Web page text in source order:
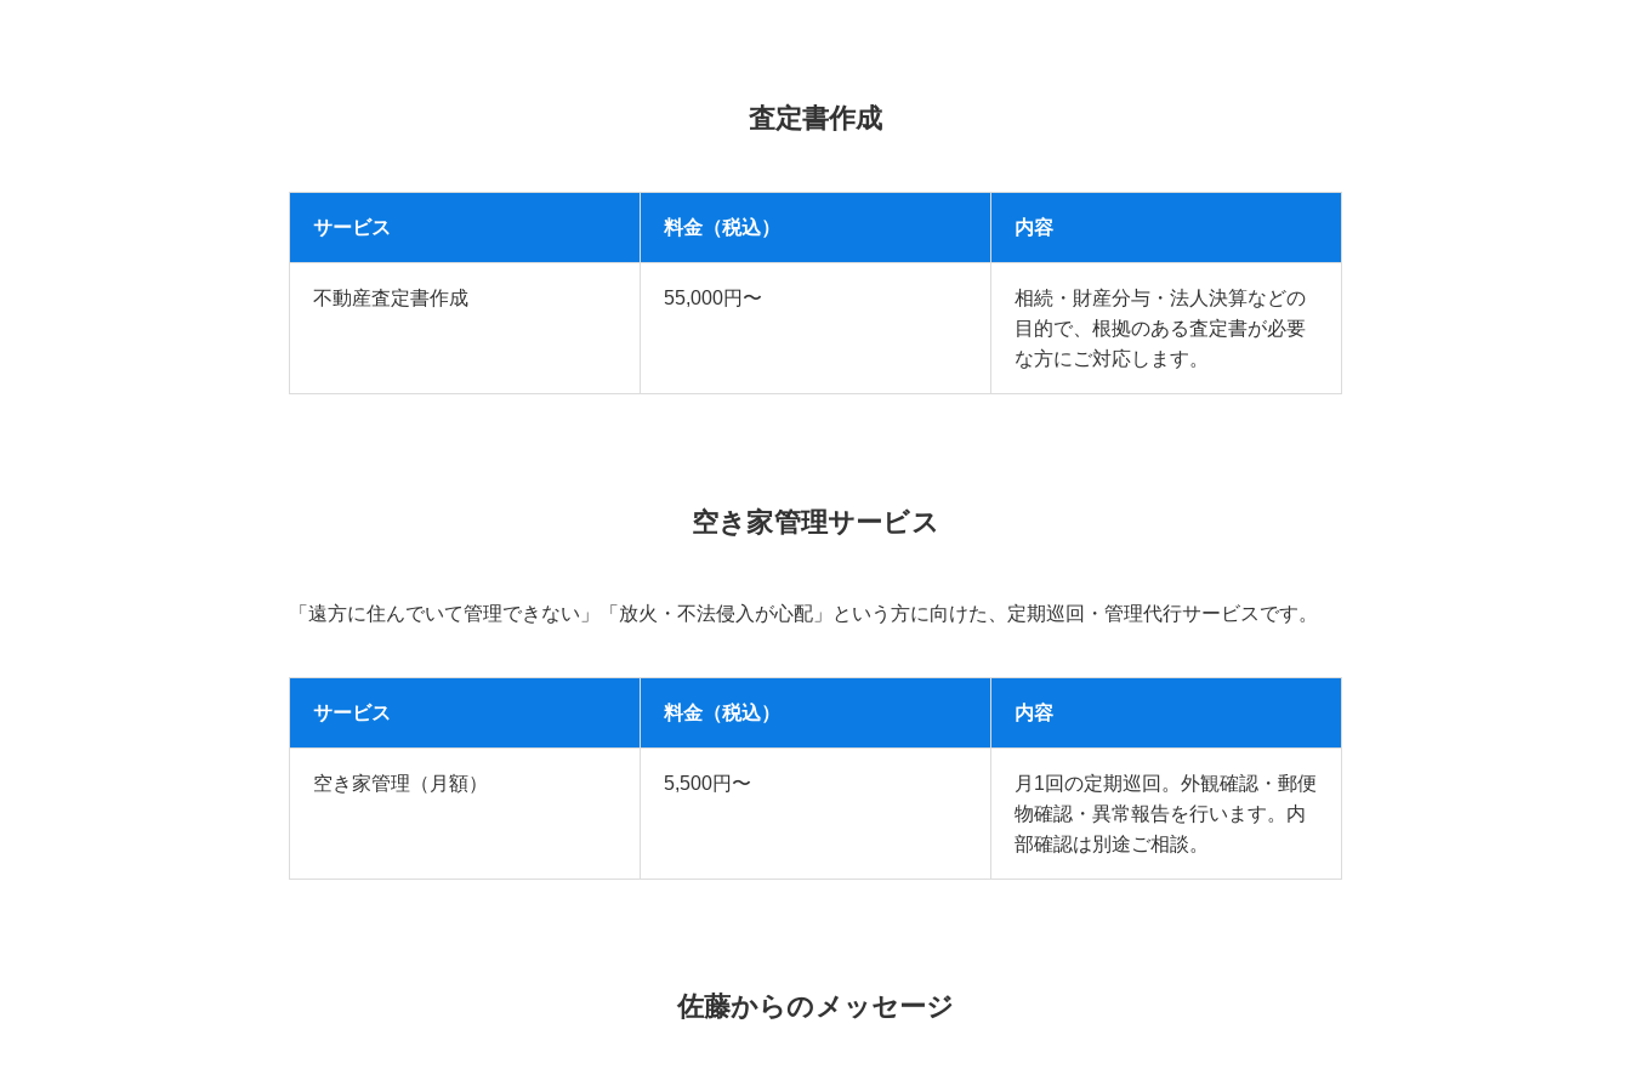
査定書作成
サービス 料金（税込） 内容
不動産査定書作成 55,000円〜
相続・財産分与・法人決算などの
目的で、根拠のある査定書が必要
な方にご対応します。
空き家管理サービス
「遠方に住んでいて管理できない」「放火・不法侵入が心配」という方に向けた、定期巡回・管理代行サービスです。
サービス 料金（税込） 内容
空き家管理（月額） 5,500円〜
月1回の定期巡回。外観確認・郵便
物確認・異常報告を行います。内
部確認は別途ご相談。
佐藤からのメッセージ